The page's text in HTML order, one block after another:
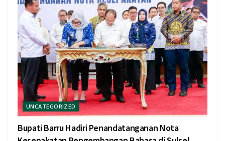
UNCATEGORIZED
Bupati Barru Hadiri Penandatanganan Nota